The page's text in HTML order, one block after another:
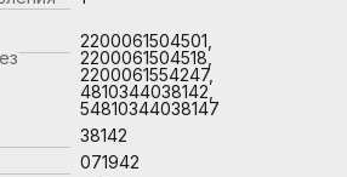
2200061504501,
2200061504518,
2200061554247,
4810344038142,
54810344038147
38142
071942